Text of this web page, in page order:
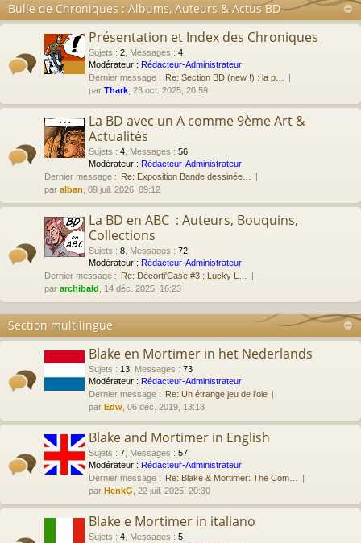
Bulle de Chroniques : Albums, Auteurs & Actus BD
Présentation et Index des Chroniques
Sujets : 2 Messages : 4
Modérateur : Rédacteur-Administrateur
Dernier message : Re: Section BD (new !) : la p…
par Thark , 23 oct. 2025, 20:59
La BD avec un A comme 9ème Art &
Actualités
Sujets : 4 Messages : 56
Modérateur : Rédacteur-Administrateur
Dernier message : Re: Exposition Bande dessinée…
par alban , 09 juil. 2026, 09:12
La BD en ABC : Auteurs, Bouquins,
Collections
Sujets : 8 Messages : 72
Modérateur : Rédacteur-Administrateur
Dernier message : Re: Décorti'Case #3 : Lucky L…
par archibald , 14 déc. 2025, 16:23
Section multilingue
Blake en Mortimer in het Nederlands
Sujets : 13 Messages : 73
Modérateur : Rédacteur-Administrateur
Dernier message : Re: Un étrange jeu de l'oie
par Edw , 06 déc. 2019, 13:18
Blake and Mortimer in English
Sujets : 7 Messages : 57
Modérateur : Rédacteur-Administrateur
Dernier message : Re: Blake & Mortimer: The Com…
par HenkG , 22 juil. 2025, 20:30
Blake e Mortimer in italiano
Sujets : 4 Messages : 5